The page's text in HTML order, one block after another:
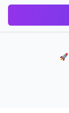
🚀